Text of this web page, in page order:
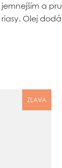
jemnejším a
riasy. Olej
ZĽAVA